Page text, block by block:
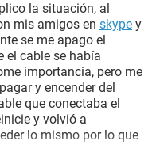
la situación, al
mis amigos en skype y
se me apago el
el cable se había
importancia, pero me
y encender del
que conectaba el
y volvió a
lo mismo por lo que